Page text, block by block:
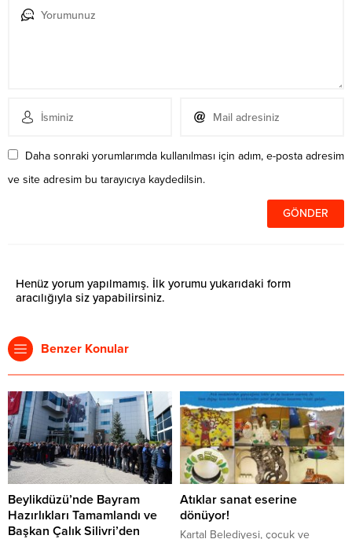
Daha sonraki yorumlarımda kullanılması için adım, e-posta adresim
ve site adresim bu tarayıcıya kaydedilsin.
Henüz yorum yapılmamış. İlk yorumu yukarıdaki form
aracılığıyla siz yapabilirsiniz.
Benzer Konular
Beylikdüzü’nde Bayram
Hazırlıkları Tamamlandı ve
Başkan Çalık Silivri’den
Atıklar sanat eserine
dönüyor!
Kartal Belediyesi, çocuk ve